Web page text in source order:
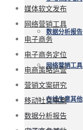
数据分析报告
网络营销工具
在线生意其他
媒体软文发布
网络营销工具
电子商务
电子商务定位
电商策略运营
营销文案研究
移动社交电商
数据分析报告